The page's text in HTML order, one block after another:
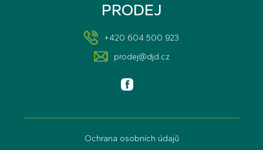
PRODEJ
+420 604 500 923
prodej@djd.cz
Ochrana osobních údajů